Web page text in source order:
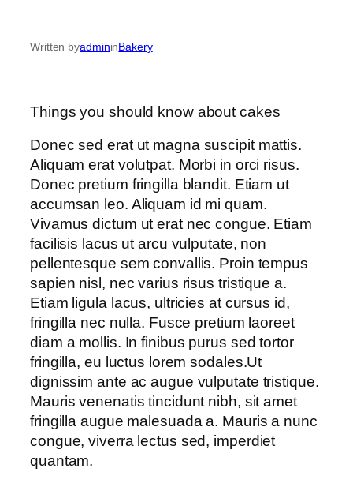
Written byadmininBakery
Things you should know about cakes
Donec sed erat ut magna suscipit mattis.
Aliquam erat volutpat. Morbi in orci risus.
Donec pretium fringilla blandit. Etiam ut
accumsan leo. Aliquam id mi quam.
Vivamus dictum ut erat nec congue. Etiam
facilisis lacus ut arcu vulputate, non
pellentesque sem convallis. Proin tempus
sapien nisl, nec varius risus tristique a.
Etiam ligula lacus, ultricies at cursus id,
fringilla nec nulla. Fusce pretium laoreet
diam a mollis. In finibus purus sed tortor
fringilla, eu luctus lorem sodales.Ut
dignissim ante ac augue vulputate tristique.
Mauris venenatis tincidunt nibh, sit amet
fringilla augue malesuada a. Mauris a nunc
congue, viverra lectus sed, imperdiet
quantam.